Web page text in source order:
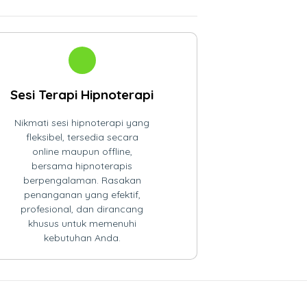
Sesi Terapi Hipnoterapi
Nikmati sesi hipnoterapi yang
fleksibel, tersedia secara
online maupun offline,
bersama hipnoterapis
berpengalaman. Rasakan
penanganan yang efektif,
profesional, dan dirancang
khusus untuk memenuhi
kebutuhan Anda.